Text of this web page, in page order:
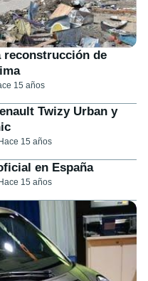
reconstrucción de
15 años
Twizy Urban y
Hace 15 años
en España
Hace 15 años